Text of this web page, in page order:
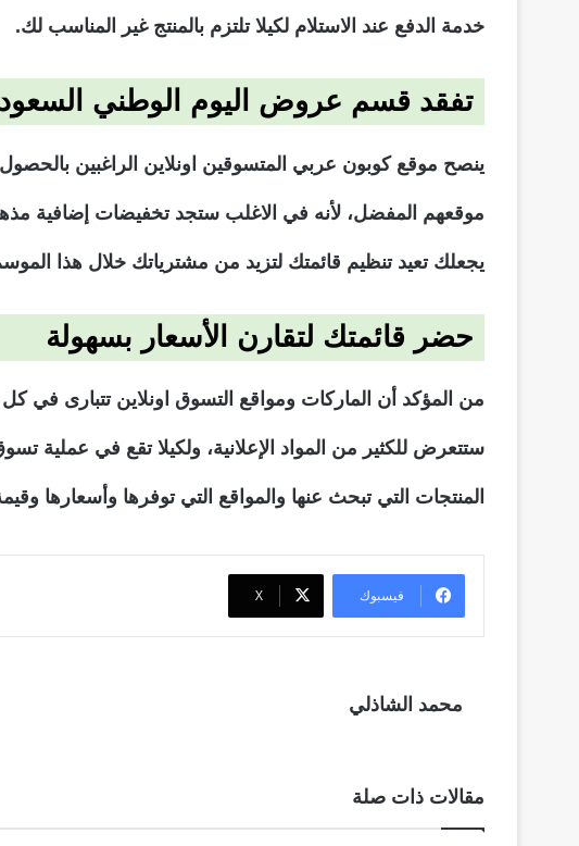
خدمة الدفع عند الاستلام لكيلا تلتزم بالمنتج غير المناسب لك.
تفقد قسم عروض اليوم الوطني السعودي
موقعهم المفضل، لأنه في الاغلب ستجد تخفيضات إضافية
يجعلك تعيد تنظيم قائمتك لتزيد من مشترياتك خلال هذا
حضر قائمتك لتقارن الأسعار بسهولة
من المؤكد أن الماركات ومواقع التسوق اونلاين تتبارى في
ستتعرض للكثير من المواد الإعلانية، ولكيلا تقع في
المنتجات التي تبحث عنها والمواقع التي توفرها
فيسبوك ‫X
محمد الشاذلي
مقالات ذات صلة